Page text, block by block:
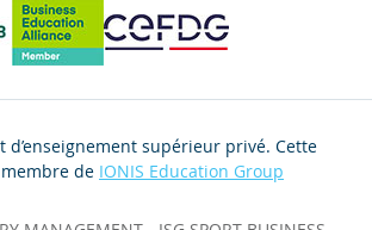
d’enseignement supérieur privé. Cette
de IONIS Education Group